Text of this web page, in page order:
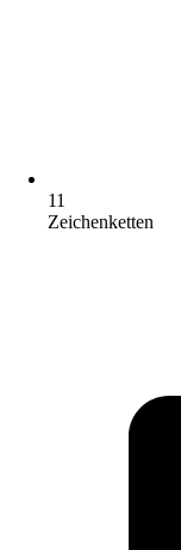
11
Zeichenketten